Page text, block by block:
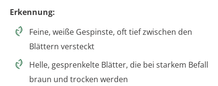
Erkennung:
Feine, weiße Gespinste, oft tief zwischen den
Blättern versteckt
Helle, gesprenkelte Blätter, die bei starkem Befall
braun und trocken werden